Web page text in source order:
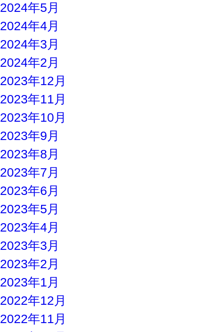
2024年5月
2024年4月
2024年3月
2024年2月
2023年12月
2023年11月
2023年10月
2023年9月
2023年8月
2023年7月
2023年6月
2023年5月
2023年4月
2023年3月
2023年2月
2023年1月
2022年12月
2022年11月